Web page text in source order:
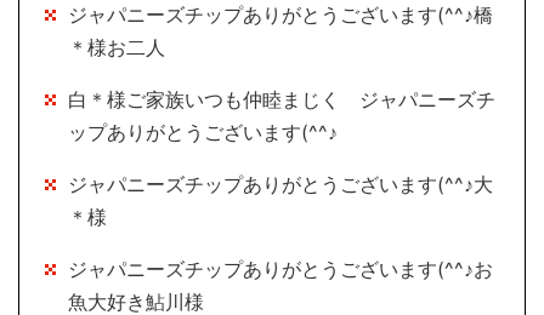
ジャパニーズチップありがとうございます(^^♪橋
＊様お二人
白＊様ご家族いつも仲睦まじく ジャパニーズチ
ップありがとうございます(^^♪
ジャパニーズチップありがとうございます(^^♪大
＊様
ジャパニーズチップありがとうございます(^^♪お
魚大好き鮎川様